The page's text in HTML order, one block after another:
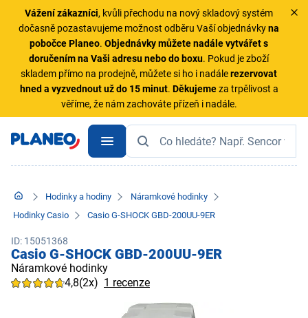
Vážení zákazníci, kvůli přechodu na nový skladový systém
dočasně pozastavujeme možnost odběru Vaší objednávkyna
pobočce Planeo.Objednávky můžete nadále vytvářet s
doručením na Vaši adresu nebo do boxu. Pokud je zboží
skladem přímo na prodejně, můžete si ho i nadálerezervovat
hned a vyzvednout už do 15 minut. Děkujemeza trpělivost a
věříme, že nám zachováte přízeň i nadále.
Hodinky a hodiny
Náramkové hodinky
Hodinky Casio
Casio G-SHOCK GBD-200UU-9ER
ID: 15051368
Casio G-SHOCK GBD-200UU-9ER
Náramkové hodinky
4,8(2x) 1 recenze